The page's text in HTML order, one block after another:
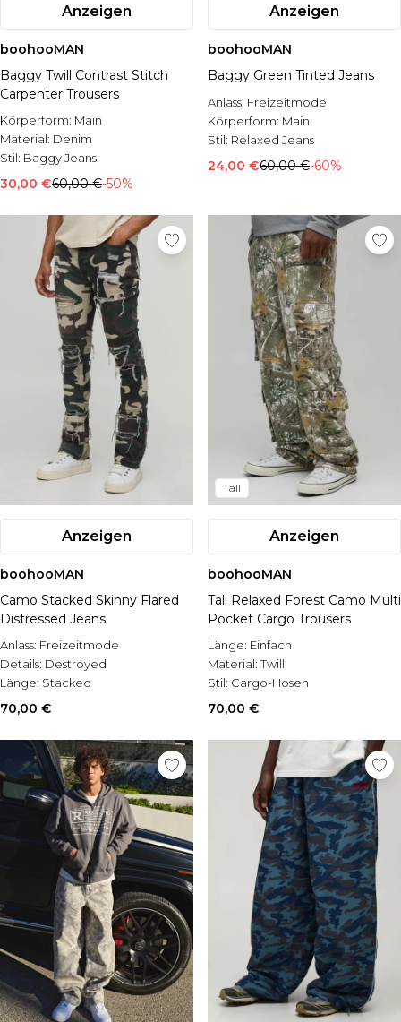
Anzeigen
boohooMAN
Baggy Twill Contrast Stitch
Carpenter Trousers
Körperform: Main
Material: Denim
Stil: Baggy Jeans
30,00 €60,00 €-50%
Anzeigen
boohooMAN
Baggy Green Tinted Jeans
Anlass: Freizeitmode
Körperform: Main
Stil: Relaxed Jeans
24,00 €60,00 €-60%
Anzeigen
boohooMAN
Camo Stacked Skinny Flared
Distressed Jeans
Anlass: Freizeitmode
Details: Destroyed
Länge: Stacked
70,00 €
Tall
Anzeigen
boohooMAN
Tall Relaxed Forest Camo Multi
Pocket Cargo Trousers
Länge: Einfach
Material:Twill
Stil: Cargo-Hosen
70,00 €